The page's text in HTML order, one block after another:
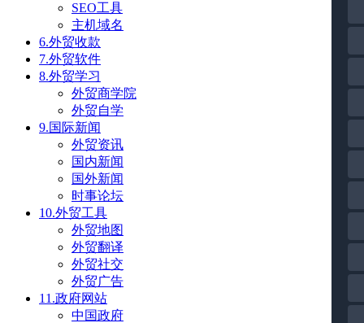
SEO工具
主机域名
6.外贸收款
7.外贸软件
8.外贸学习
外贸商学院
外贸自学
9.国际新闻
外贸资讯
国内新闻
国外新闻
时事论坛
10.外贸工具
外贸地图
外贸翻译
外贸社交
外贸广告
11.政府网站
中国政府